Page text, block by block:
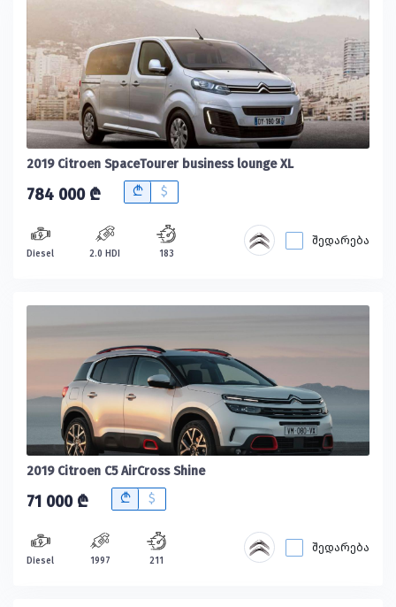
2019 Citroen SpaceTourer business lounge XL
784 000 ₾ B $
Diesel 2.0 HDI 183
შედარება
2019 Citroen C5 AirCross Shine
71 000 ₾ B $
Diesel 1997 211
შედარება